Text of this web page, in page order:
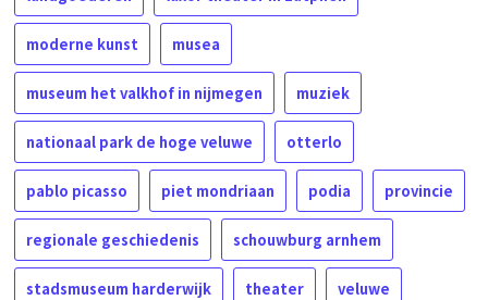
moderne kunst musea
museum het valkhof in nijmegen muziek
nationaal park de hoge veluwe otterlo
pablo picasso piet mondriaan podia provincie
regionale geschiedenis schouwburg arnhem
stadsmuseum harderwijk theater veluwe